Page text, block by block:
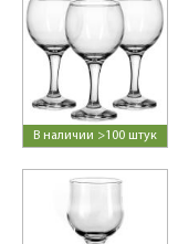
В наличии >100 штук